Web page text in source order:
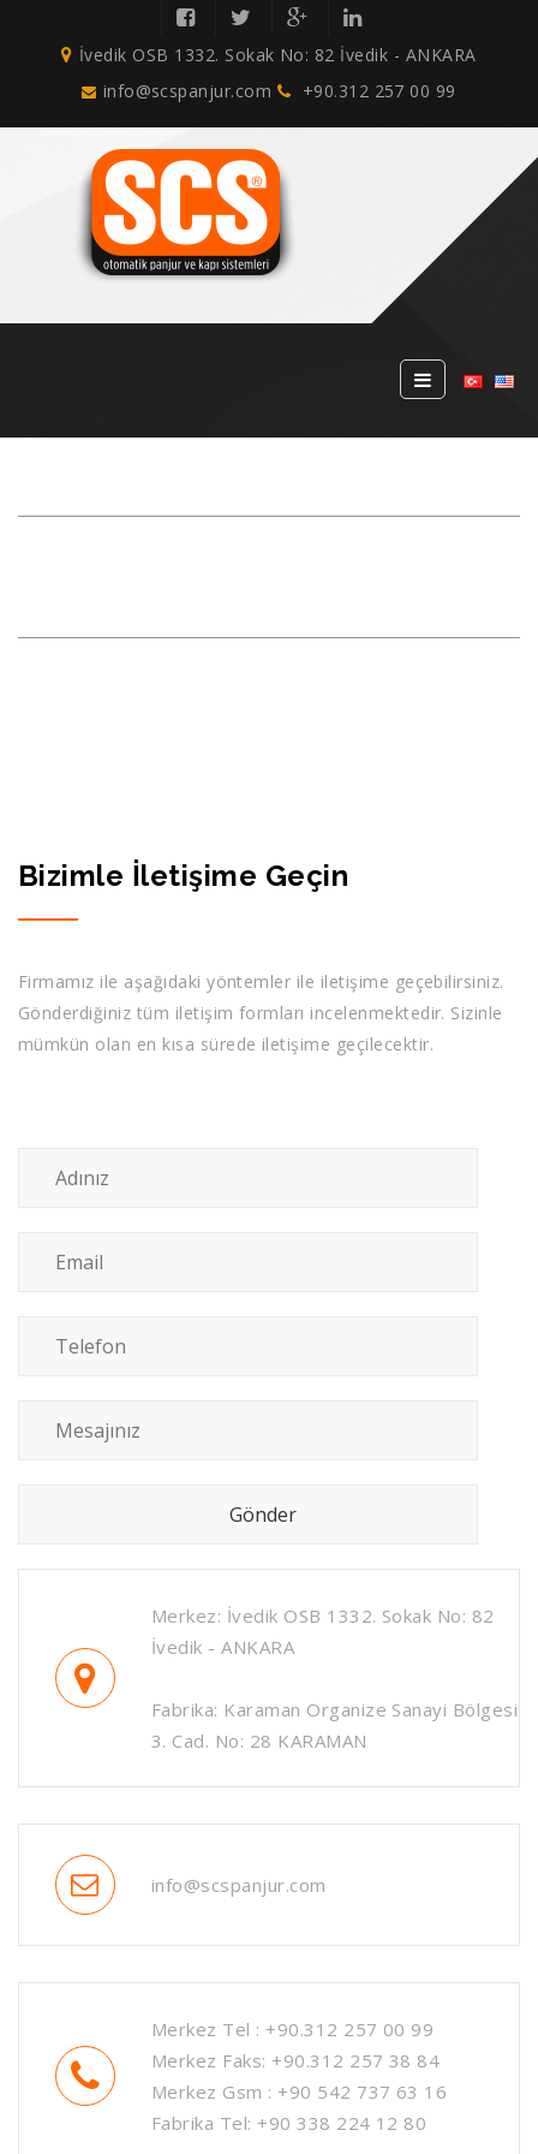
İvedik OSB 1332. Sokak No: 82 İvedik - ANKARA
info@scspanjur.com
+90.312 257 00 99
Bizimle İletişime Geçin
Firmamız ile aşağıdaki yöntemler ile iletişime geçebilirsiniz.
Gönderdiğiniz tüm iletişim formları incelenmektedir. Sizinle
mümkün olan en kısa sürede iletişime geçilecektir.
Merkez: İvedik OSB 1332. Sokak No: 82
İvedik - ANKARA
Fabrika: Karaman Organize Sanayi Bölgesi
3. Cad. No: 28 KARAMAN
info@scspanjur.com
Merkez Tel : +90.312 257 00 99
Merkez Faks: +90.312 257 38 84
Merkez Gsm : +90 542 737 63 16
Fabrika Tel: +90 338 224 12 80